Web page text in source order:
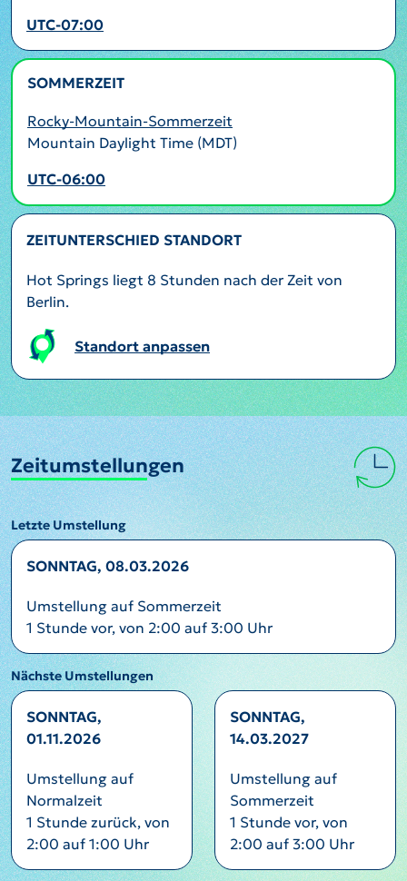
UTC-07:00
SOMMERZEIT
Rocky-Mountain-Sommerzeit
Mountain Daylight Time (MDT)
UTC-06:00
ZEITUNTERSCHIED STANDORT
Hot Springs liegt 8 Stunden nach der Zeit von
Berlin.
Standort anpassen
Zeitumstellungen
Letzte Umstellung
SONNTAG, 08.03.2026
Umstellung auf Sommerzeit
1 Stunde vor, von 2:00 auf 3:00 Uhr
Nächste Umstellungen
SONNTAG,
01.11.2026
Umstellung auf
Normalzeit
1 Stunde zurück, von
2:00 auf 1:00 Uhr
SONNTAG,
14.03.2027
Umstellung auf
Sommerzeit
1 Stunde vor, von
2:00 auf 3:00 Uhr